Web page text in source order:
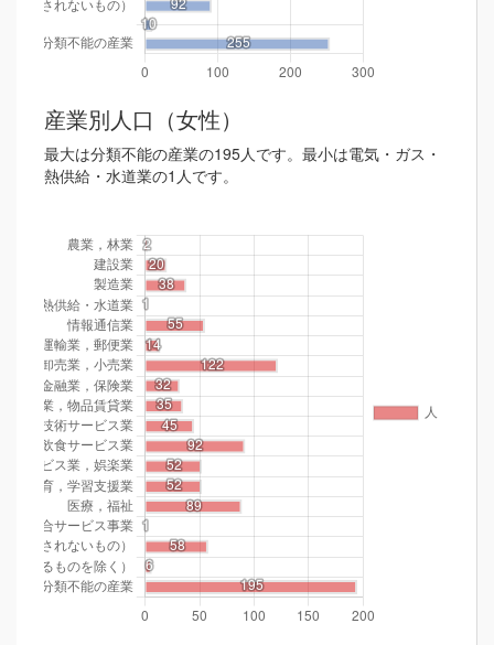
産業別人口（女性）
最大は分類不能の産業の195人です。最小は電気・ガス・
熱供給・水道業の1人です。